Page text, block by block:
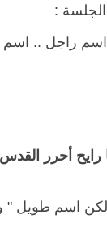
:
اسم راجل .. اسم
أحرر
اسم طويل